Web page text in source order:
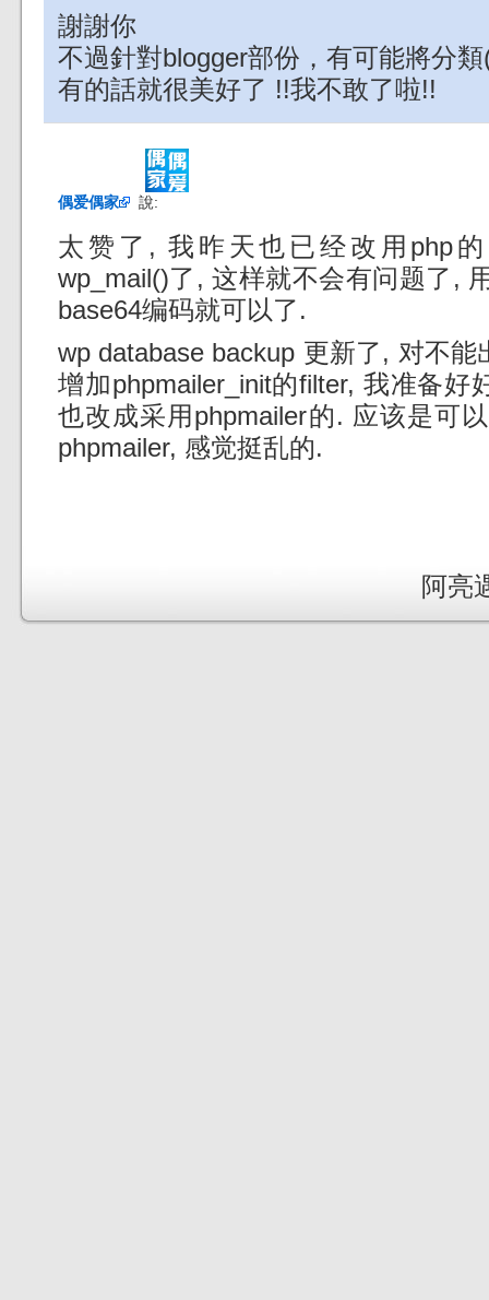
謝謝你
不過針對blogger部份，有可能將分
有的話就很美好了 !!我不敢了啦!!
偶爱偶家 說:
太赞了, 我昨天也已经改用php
wp_mail()了, 这样就不会有问题了,
base64编码就可以了.
wp database backup 更新了, 对不
增加phpmailer_init的filter, 我准备好
也改成采用phpmailer的. 应该是可
phpmailer, 感觉挺乱的.
阿亮